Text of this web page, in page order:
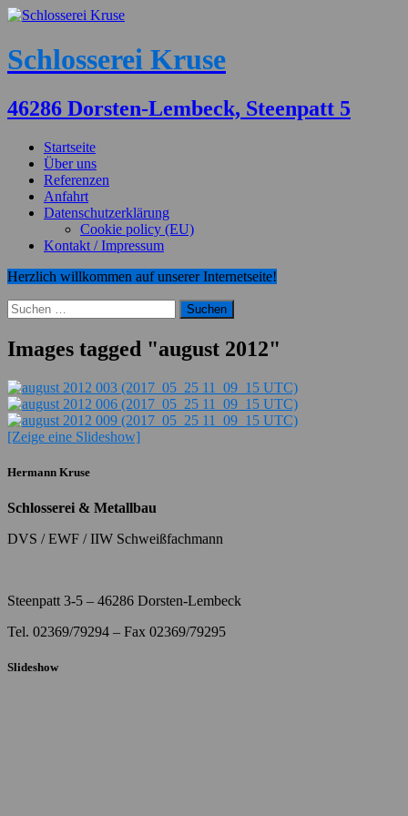
Schlosserei Kruse
46286 Dorsten-Lembeck, Steenpatt 5
Startseite
Über uns
Referenzen
Anfahrt
Datenschutzerklärung
Cookie policy (EU)
Kontakt / Impressum
Herzlich willkommen auf unserer Internetseite!
Suchen
nach:
Images tagged "august 2012"
[Zeige eine Slideshow]
Hermann Kruse
Schlosserei & Metallbau
DVS / EWF / IIW Schweißfachmann
Steenpatt 3-5 – 46286 Dorsten-Lembeck
Tel. 02369/79294 – Fax 02369/79295
Slideshow